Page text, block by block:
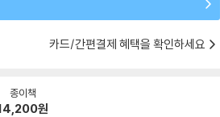
카드/간편결제 혜택을 확인하세요
종이책
원